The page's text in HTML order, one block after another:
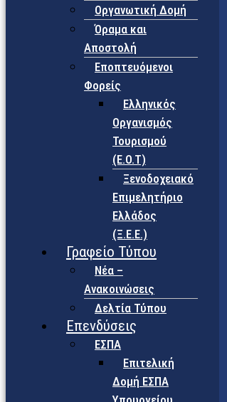
Οργανωτική Δομή
Όραμα και
Αποστολή
Εποπτευόμενοι
Φορείς
Eλληνικός
Οργανισμός
Τουρισμού
(Ε.Ο.Τ)
Ξενοδοχειακό
Επιμελητήριο
Ελλάδος
(Ξ.Ε.Ε.)
Γραφείο Τύπου
Νέα –
Ανακοινώσεις
Δελτία Τύπου
Επενδύσεις
ΕΣΠΑ
Επιτελική
Δομή ΕΣΠΑ